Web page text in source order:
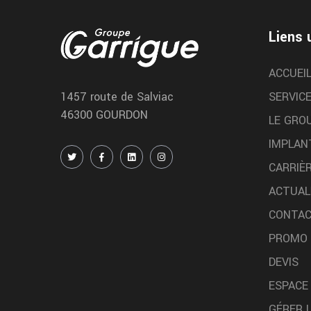
directement a montauban chez Garrigue Vulco
montauban vidange
Nous realisons votre vidange moteur dans notre
centre de montauban chez garrigue vulco
gramat changement pneu
Nous changeons vos pneus rapidement dans notre
Montreal du gers entretien
1457 route de Salviac
46300 GOURDON
Liens
ACCUEIL
LE
PROMO
DEVIS